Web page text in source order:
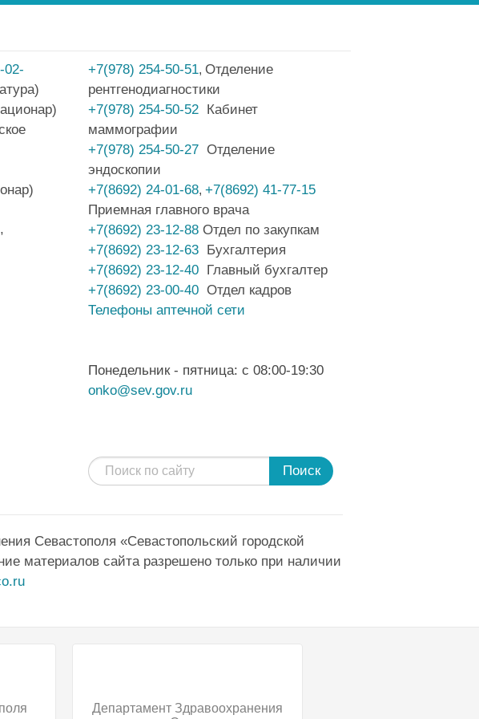
02-
+7(978) 254-50-51, Отделение
рентгенодиагностики
+7(978) 254-50-52 Кабинет
маммографии
+7(978) 254-50-27 Отделение
эндоскопии
+7(8692) 24-01-68, +7(8692) 41-77-15
Приемная главного врача
+7(8692) 23-12-88 Отдел по закупкам
+7(8692) 23-12-63 Бухгалтерия
+7(8692) 23-12-40 Главный бухгалтер
+7(8692) 23-00-40 Отдел кадров
Телефоны аптечной сети
Понедельник - пятница: с 08:00-19:30
onko@sev.gov.ru
Поиск
Севастополя «Севастопольский городской
материалов сайта разрешено только при наличии
Департамент Здравоохранения